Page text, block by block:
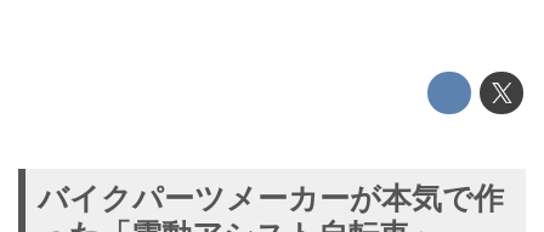
バイクパーツメーカーが本気で作